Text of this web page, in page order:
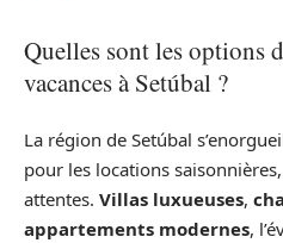
Quelles sont les options
vacances à Setúbal ?
La région de Setúbal
pour les locations
attentes. Villas luxueuses,
appartements modernes,